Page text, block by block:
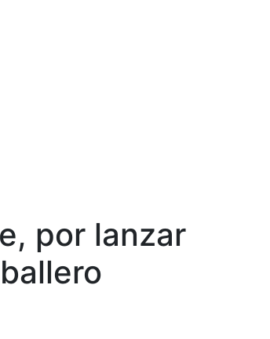
por lanzar